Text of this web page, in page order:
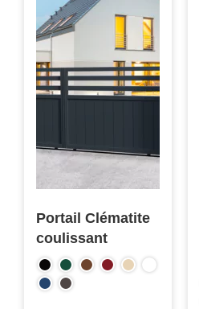
Portail Clématite
coulissant